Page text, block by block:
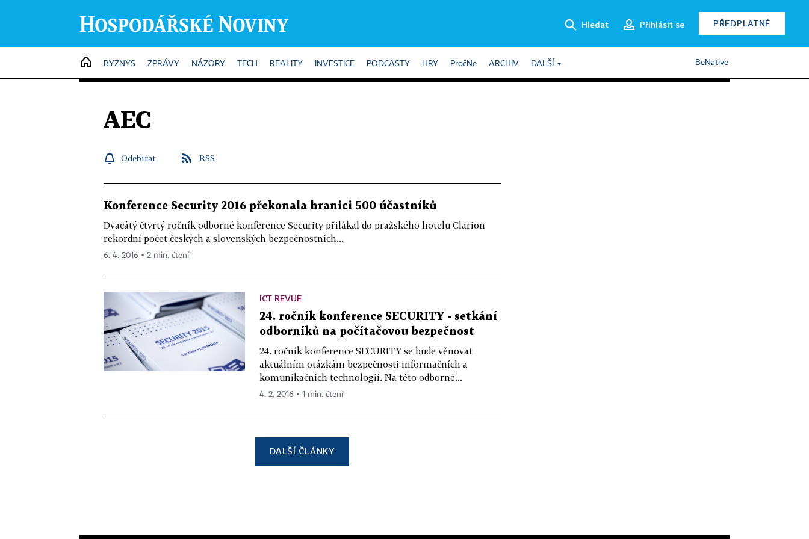
Hledat Přihlásit se PŘEDPLATNÉ
HOME
BYZNYS ZPRÁVY NÁZORY TECH REALITY INVESTICE PODCASTY HRY PročNe ARCHIV DALŠÍ BeNative
AEC
Odebírat RSS
Konference Security 2016 překonala hranici 500 účastníků
Dvacátý čtvrtý ročník odborné konference Security přilákal do pražského hotelu Clarion
rekordní počet českých a slovenských bezpečnostních...
6. 4. 2016 ▪ 2 min. čtení
ICT REVUE
24. ročník konference SECURITY - setkání
odborníků na počítačovou bezpečnost
24. ročník konference SECURITY se bude věnovat
aktuálním otázkám bezpečnosti informačních a
komunikačních technologií. Na této odborné...
4. 2. 2016 ▪ 1 min. čtení
DALŠÍ ČLÁNKY